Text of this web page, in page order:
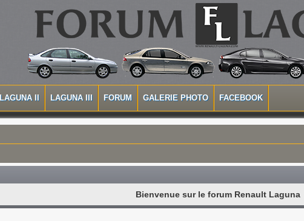
LAGUNA II LAGUNA III FORUM GALERIE PHOTO FACEBOOK
Bienvenue sur le forum Renault Laguna